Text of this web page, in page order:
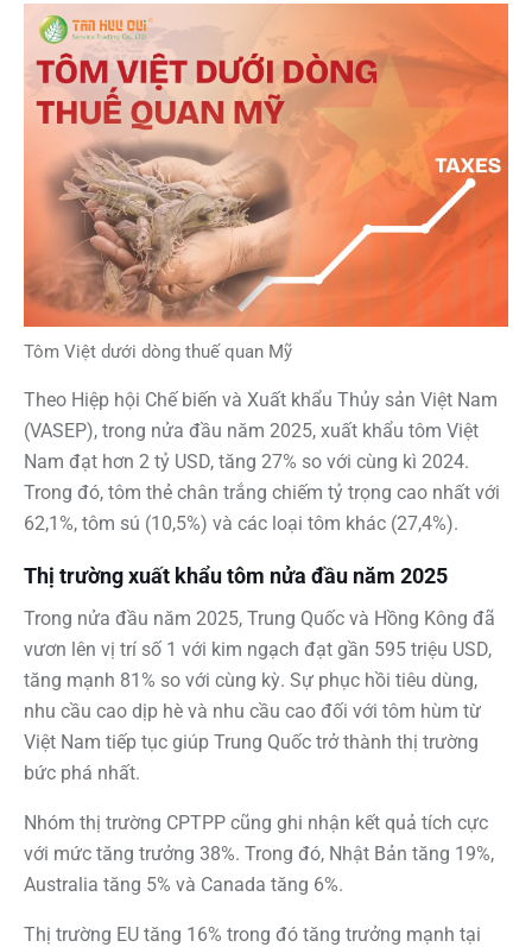
Tôm Việt dưới dòng thuế quan Mỹ
Theo Hiệp hội Chế biến và Xuất khẩu Thủy sản Việt Nam
(VASEP), trong nửa đầu năm 2025, xuất khẩu tôm Việt
Nam đạt hơn 2 tỷ USD, tăng 27% so với cùng kì 2024.
Trong đó, tôm thẻ chân trắng chiếm tỷ trọng cao nhất với
62,1%, tôm sú (10,5%) và các loại tôm khác (27,4%).
Thị trường xuất khẩu tôm nửa đầu năm 2025
Trong nửa đầu năm 2025, Trung Quốc và Hồng Kông đã
vươn lên vị trí số 1 với kim ngạch đạt gần 595 triệu USD,
tăng mạnh 81% so với cùng kỳ. Sự phục hồi tiêu dùng,
nhu cầu cao dịp hè và nhu cầu cao đối với tôm hùm từ
Việt Nam tiếp tục giúp Trung Quốc trở thành thị trường
bức phá nhất.
Nhóm thị trường CPTPP cũng ghi nhận kết quả tích cực
với mức tăng trưởng 38%. Trong đó, Nhật Bản tăng 19%,
Australia tăng 5% và Canada tăng 6%.
Thị trường EU tăng 16% trong đó tăng trưởng mạnh tại